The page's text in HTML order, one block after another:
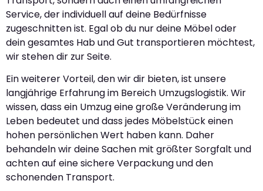
Service, der individuell auf deine Bedürfnisse
zugeschnitten ist. Egal ob du nur deine Möbel oder
dein gesamtes Hab und Gut transportieren möchtest,
wir stehen dir zur Seite.
Ein weiterer Vorteil, den wir dir bieten, ist unsere
langjährige Erfahrung im Bereich Umzugslogistik. Wir
wissen, dass ein Umzug eine große Veränderung im
Leben bedeutet und dass jedes Möbelstück einen
hohen persönlichen Wert haben kann. Daher
behandeln wir deine Sachen mit größter Sorgfalt und
achten auf eine sichere Verpackung und den
schonenden Transport.